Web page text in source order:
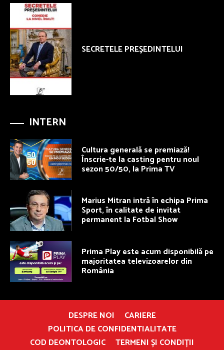
SECRETELE PREŞEDINTELUI
INTERN
Cultura generală se premiază!
Înscrie-te la casting pentru noul
sezon 50/50, la Prima TV
Marius Mitran intră în echipa Prima
Sport, în calitate de invitat
permanent la Fotbal Show
Prima Play este acum disponibilă pe
majoritatea televizoarelor din
România
DESPRE NOI
CARIERE
POLITICA DE CONFIDENTIALITATE
COD DEONTOLOGIC
TERMENI ȘI CONDIȚII